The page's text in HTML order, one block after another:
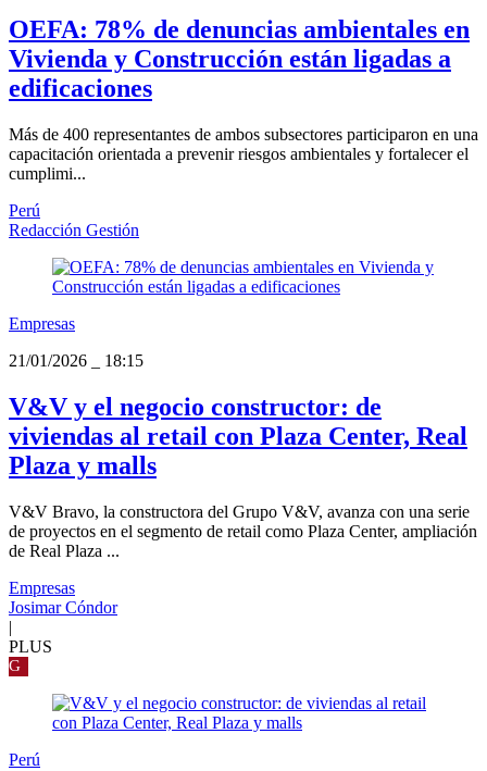
OEFA: 78% de denuncias ambientales en
Vivienda y Construcción están ligadas a
edificaciones
Más de 400 representantes de ambos subsectores participaron en una
capacitación orientada a prevenir riesgos ambientales y fortalecer el
cumplimi...
Perú
Redacción Gestión
Empresas
21/01/2026
18:15
V&V y el negocio constructor: de
viviendas al retail con Plaza Center, Real
Plaza y malls
V&V Bravo, la constructora del Grupo V&V, avanza con una serie
de proyectos en el segmento de retail como Plaza Center, ampliación
de Real Plaza ...
Empresas
Josimar Cóndor
|
PLUS
G
Perú